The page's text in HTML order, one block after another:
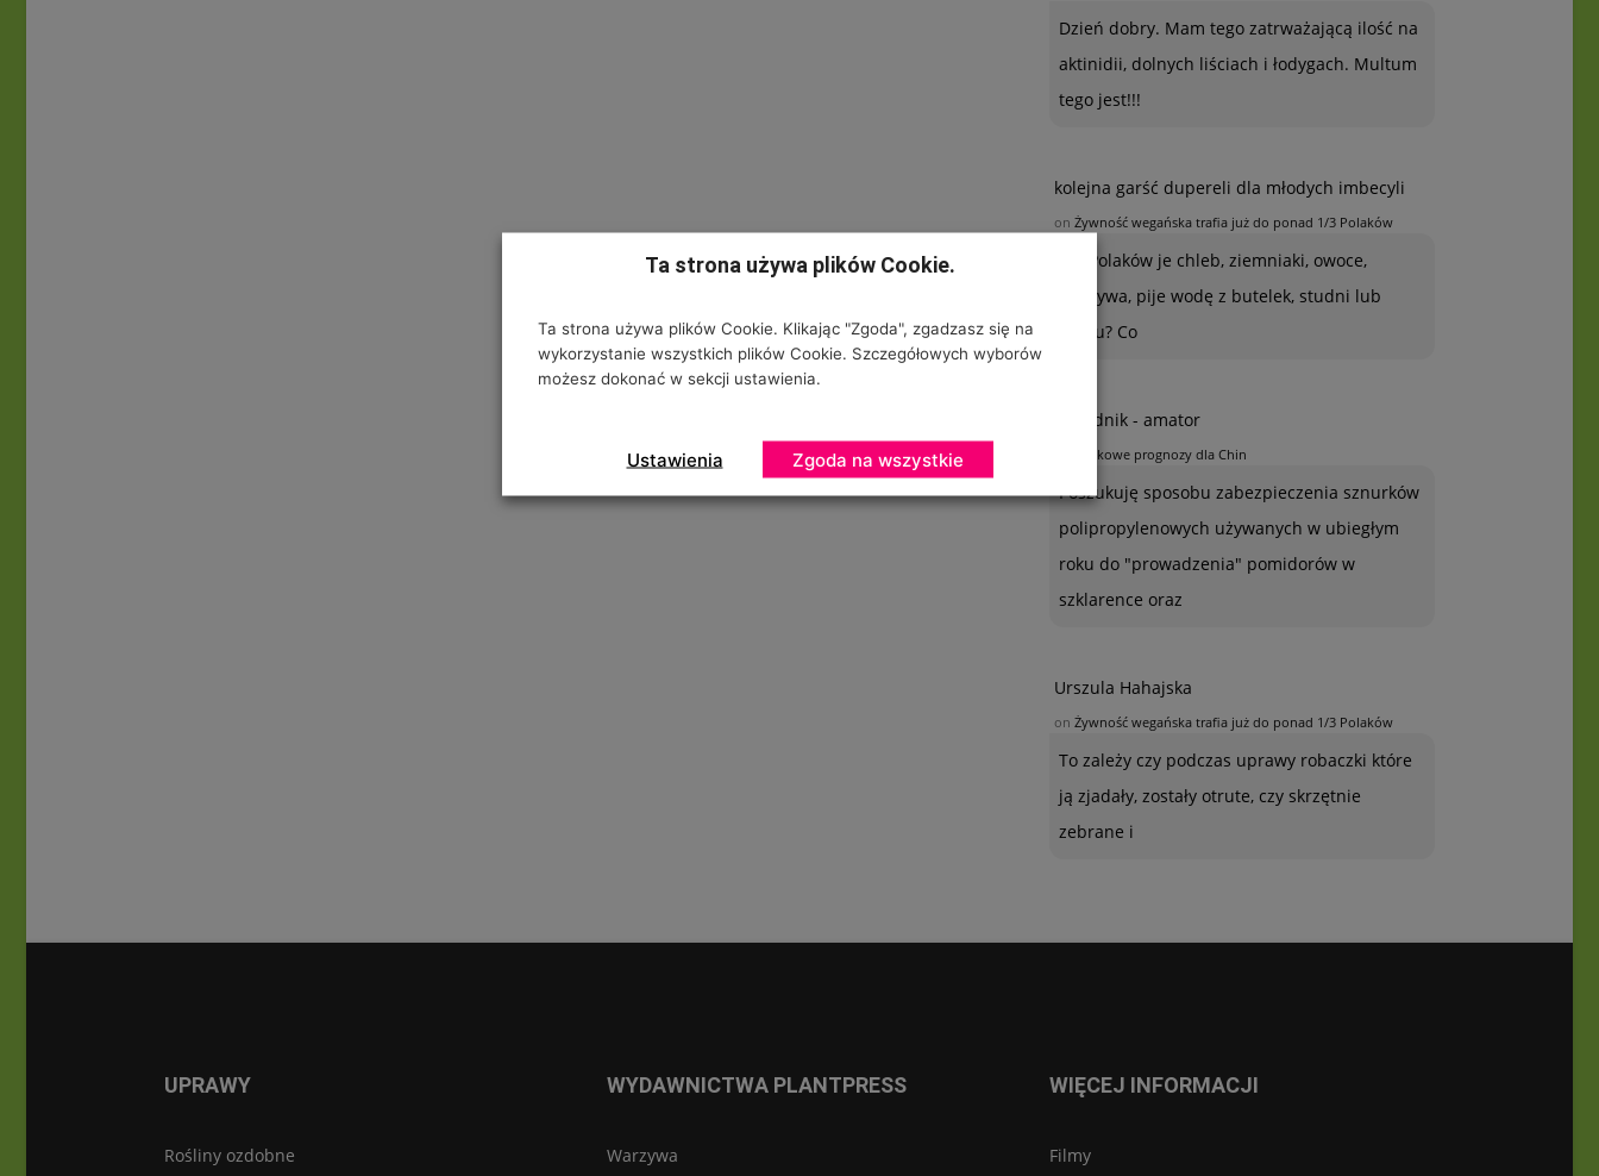
Dzień dobry. Mam tego zatrważającą ilość na
aktinidii, dolnych liściach i łodygach. Multum
tego jest!!!
kolejna garść dupereli dla młodych imbecyli
on Żywność wegańska trafia już do ponad 1/3 Polaków
1/3 Polaków je chleb, ziemniaki, owoce,
warzywa, pije wodę z butelek, studni lub
kranu? Co
Ogrodnik - amator
Jabłkowe prognozy dla Chin
Poszukuję sposobu zabezpieczenia sznurków
polipropylenowych używanych w ubiegłym
roku do "prowadzenia" pomidorów w
szklarence oraz
Urszula Hahajska
on Żywność wegańska trafia już do ponad 1/3 Polaków
To zależy czy podczas uprawy robaczki które
ją zjadały, zostały otrute, czy skrzętnie
zebrane i
UPRAWY
Rośliny ozdobne
WYDAWNICTWA PLANTPRESS
Warzywa
WIĘCEJ INFORMACJI
Filmy
Ta strona używa plików Cookie.
Ta strona używa plików Cookie. Klikając "Zgoda", zgadzasz się na
wykorzystanie wszystkich plików Cookie. Szczegółowych wyborów
możesz dokonać w sekcji ustawienia.
Ustawienia Zgoda na wszystkie